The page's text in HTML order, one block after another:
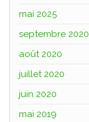
mai 2025
septembre 2020
août 2020
juillet 2020
juin 2020
mai 2019